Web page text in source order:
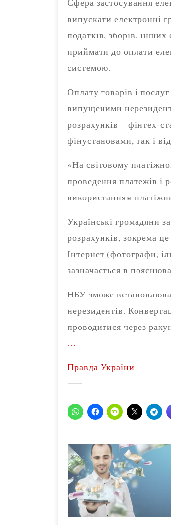
Сфера застосування
випускати електронні
податків, зборів,
приймати до оплати
системою.
Оплату товарів і
випущеними
розрахунків – фінтех-
фінустановами, так і
«На світовому
проведення платежів і
використанням
Українські громадяни
розрахунків, зокрема
Інтернет (фотографи,
зазначається в
НБУ зможе
нерезидентів.
проводитися через
…
Правда України